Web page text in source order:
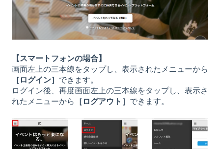
【スマートフォンの場合】
画面左上の三本線をタップし、表示されたメニューから
［ログイン］ できます。
ログイン後、再度画面左上の三本線をタップし、表示さ
れたメニューから
［ログアウト］ できます。